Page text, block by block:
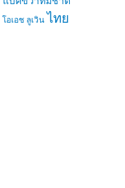
โอเอช ลูเวิน ไทย